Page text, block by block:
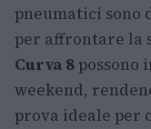
pneumatici sono
per affrontare la
Curva 8possono
weekend,
prova ideale per